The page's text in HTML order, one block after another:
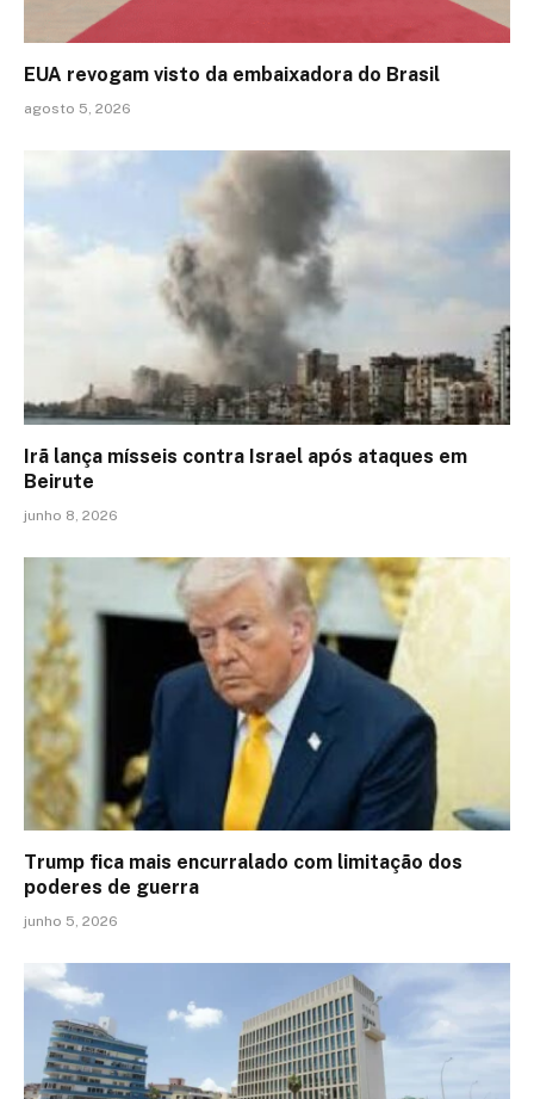
EUA revogam visto da embaixadora do Brasil
agosto 5, 2026
Irã lança mísseis contra Israel após ataques em
Beirute
junho 8, 2026
Trump fica mais encurralado com limitação dos
poderes de guerra
junho 5, 2026